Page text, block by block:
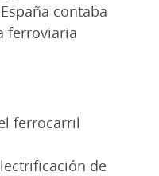
contaba
ferroviaria
ferrocarril
de